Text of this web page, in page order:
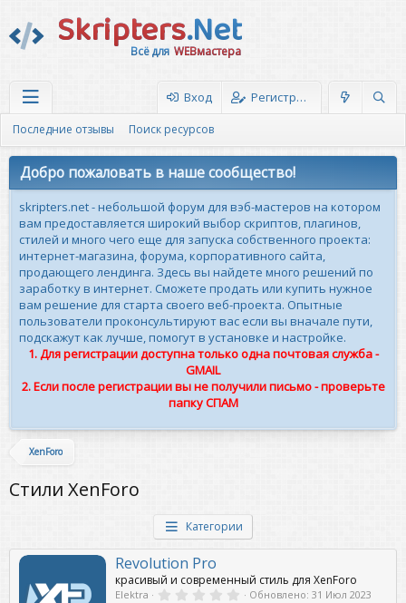
Skripters.Net
Всё для WEBмастера
Вход Регистрация
Последние отзывы Поиск ресурсов
Добро пожаловать в наше сообщество!
skripters.net - небольшой форум для вэб-мастеров на котором
вам предоставляется широкий выбор скриптов, плагинов,
стилей и много чего еще для запуска собственного проекта:
интернет-магазина, форума, корпоративного сайта,
продающего лендинга. Здесь вы найдете много решений по
заработку в интернет. Сможете продать или купить нужное
вам решение для старта своего веб-проекта. Опытные
пользователи проконсультируют вас если вы вначале пути,
подскажут как лучше, помогут в установке и настройке.
1. Для регистрации доступна только одна почтовая служба -
GMAIL
2. Если после регистрации вы не получили письмо - проверьте
папку СПАМ
XenForo
Стили XenForo
Категории
Revolution Pro
красивый и современный стиль для XenForo
Elektra 0 Обновлено: 31 Июл 2023